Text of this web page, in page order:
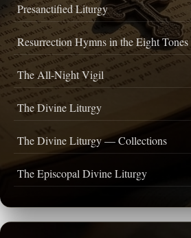
Presanctified Liturgy
Resurrection Hymns in the Eight Tones
The All-Night Vigil
The Divine Liturgy
The Divine Liturgy — Collections
The Episcopal Divine Liturgy